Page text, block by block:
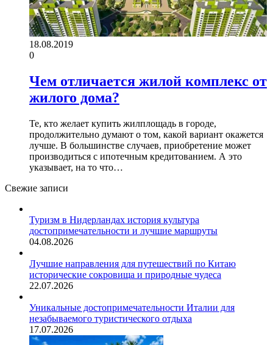
18.08.2019
0
Чем отличается жилой комплекс от
жилого дома?
Те, кто желает купить жилплощадь в городе,
продолжительно думают о том, какой вариант окажется
лучше. В большинстве случаев, приобретение может
производиться с ипотечным кредитованием. А это
указывает, на то что…
Свежие записи
Туризм в Нидерландах история культура
достопримечательности и лучшие маршруты
04.08.2026
Лучшие направления для путешествий по Китаю
исторические сокровища и природные чудеса
22.07.2026
Уникальные достопримечательности Италии для
незабываемого туристического отдыха
17.07.2026